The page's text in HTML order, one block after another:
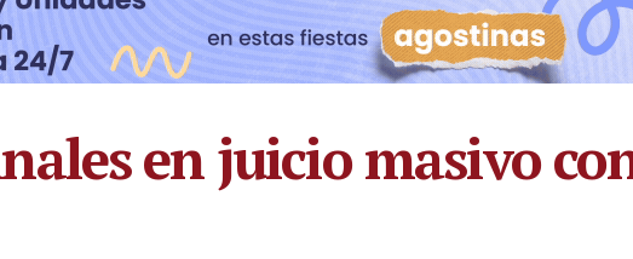
en juicio masivo